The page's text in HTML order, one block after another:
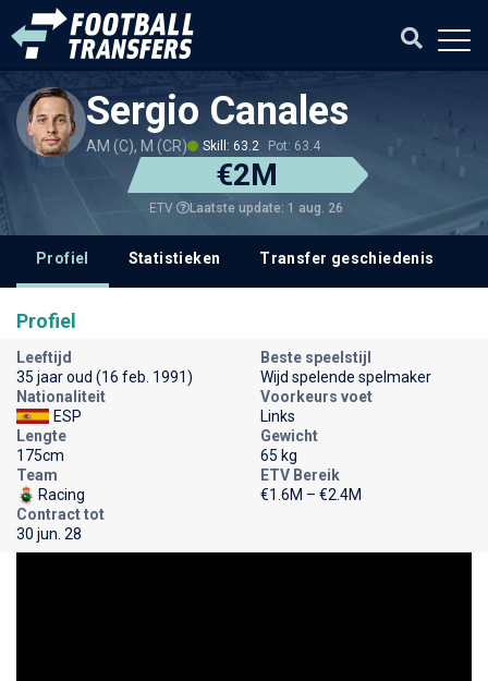
Sergio Canales
AM (C), M (CR) Skill: 63.2 Pot: 63.4
€2M
ETV Laatste update: 1 aug. 26
Profiel Statistieken Transfer geschiedenis
Profiel
Leeftijd
35 jaar oud (16 feb. 1991)
Beste speelstijl
Wijd spelende spelmaker
Nationaliteit
ESP
Voorkeurs voet
Links
Lengte
175cm
Gewicht
65 kg
Team
Racing
ETV Bereik
€1.6M – €2.4M
Contract tot
30 jun. 28